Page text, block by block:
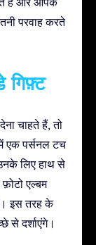
परवाह करते
गिफ़्ट
चाहते हैं, तो
एक पर्सनल टच
लिए हाथ से
एल्बम
इस तरह के
से दर्शाएंगे।